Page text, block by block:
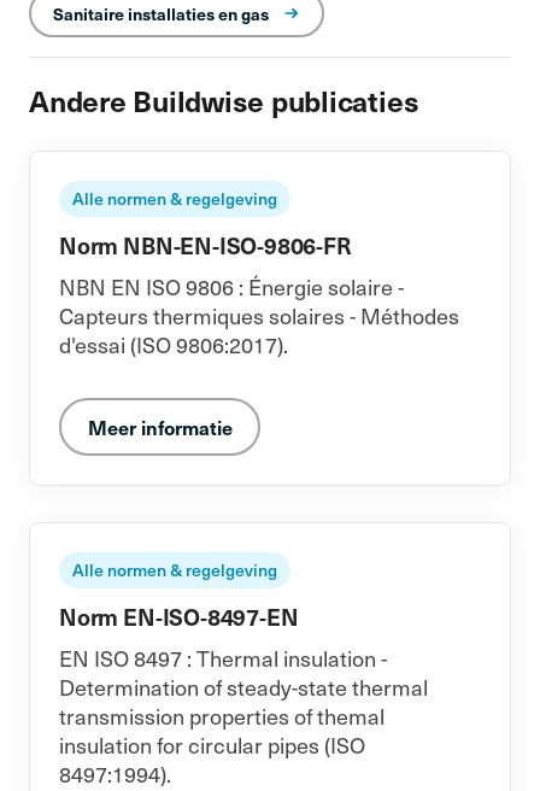
Sanitaire installaties en gas
Andere Buildwise publicaties
Alle normen & regelgeving
Norm NBN-EN-ISO-9806-FR
NBN EN ISO 9806 : Énergie solaire -
Capteurs thermiques solaires - Méthodes
d'essai (ISO 9806:2017).
Meer informatie
Alle normen & regelgeving
Norm EN-ISO-8497-EN
EN ISO 8497 : Thermal insulation -
Determination of steady-state thermal
transmission properties of themal
insulation for circular pipes (ISO
8497:1994).